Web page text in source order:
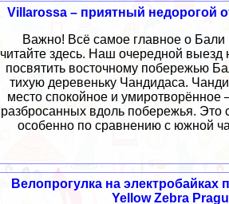
Villarossa – приятный недорогой
Важно! Всё самое главное о Бали
читайте здесь. Наш очередной
посвятить восточному побережью
тихую деревеньку Чандидаса.
место спокойное и умиротворённое
разбросанных вдоль побережья. Это
особенно по сравнению с южной
Велопрогулка на электробайках
Yellow Zebra